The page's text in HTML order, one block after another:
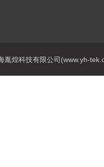
胤煌科技有限公司(www.yh-